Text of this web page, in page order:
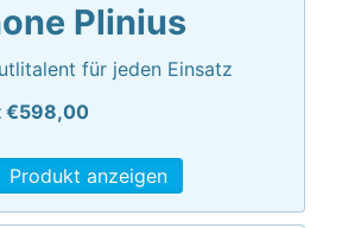
Plinius
für jeden Einsatz
€598,00
Produkt anzeigen